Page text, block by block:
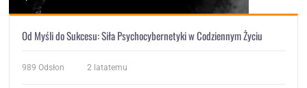
Od Myśli do Sukcesu: Siła Psychocybernetyki w Codziennym Życiu
989 Odsłon 2 latatemu